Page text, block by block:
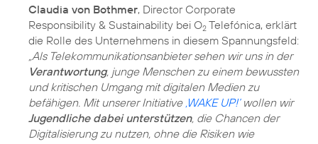
Claudia von Bothmer, Director Corporate
Responsibility & Sustainability bei O2 Telefónica, erklärt
die Rolle des Unternehmens in diesem Spannungsfeld:
„Als Telekommunikationsanbieter sehen wir uns in der
Verantwortung, junge Menschen zu einem bewussten
und kritischen Umgang mit digitalen Medien zu
befähigen. Mit unserer Initiative ‚WAKE UP!‘wollen wir
Jugendliche dabei unterstützen, die Chancen der
Digitalisierung zu nutzen, ohne die Risiken wie